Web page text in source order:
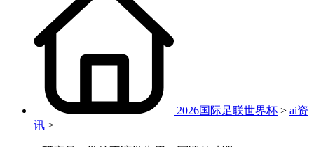
2026国际足联世界杯 > ai资
讯 >